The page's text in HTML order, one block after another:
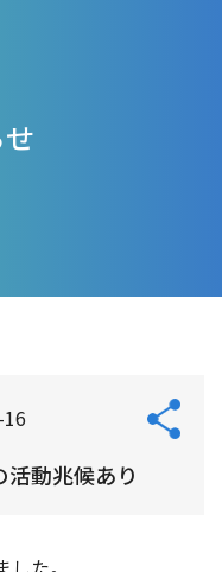
動兆候あり